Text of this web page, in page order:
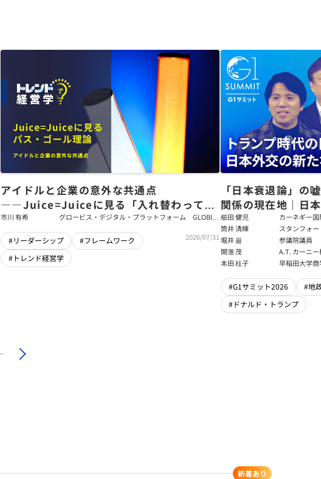
アイドルと企業の意外な共通点
――Juice=Juiceに見る「入れ替わっても
強いチーム」をつくるパス・ゴール理論
市川 有希
グロービス・デジタル・プラットフォーム GLOBIS
#リーダーシップ
#フレームワーク
#トレンド経営学
2026/07/31
「日本衰退論」の
関係の現在地｜日
戦略【櫛田健児×
輝】
櫛田 健児
カーネギー
ラムディレ
筒井 清輝
スタンフォ
大学アジア
フェロー
堀井 巌
参議院議員
関灘 茂
A.T. カーニ
本法人会長
本田 桂子 早稲田大学
#G1サミット2026
#地
#ドナルド・トランプ
新着あり